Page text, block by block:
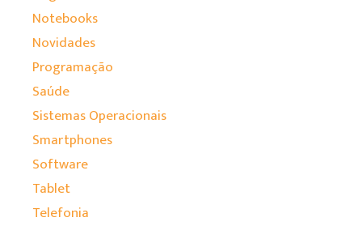
Notebooks
Novidades
Programação
Saúde
Sistemas Operacionais
Smartphones
Software
Tablet
Telefonia